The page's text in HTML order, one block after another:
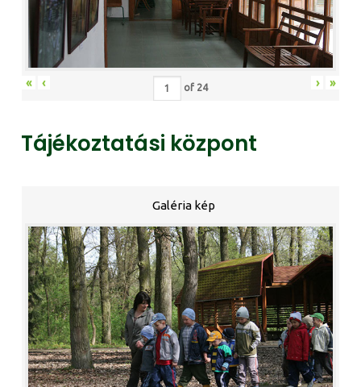
« ‹ of 24 › »
Tájékoztatási központ
Galéria kép